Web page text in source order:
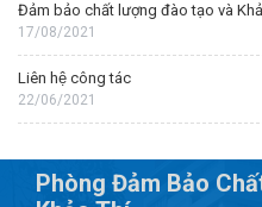
Đảm bảo chất lượng đào tạo và
17/08/2021
Liên hệ công tác
22/06/2021
Phòng Đảm Bảo